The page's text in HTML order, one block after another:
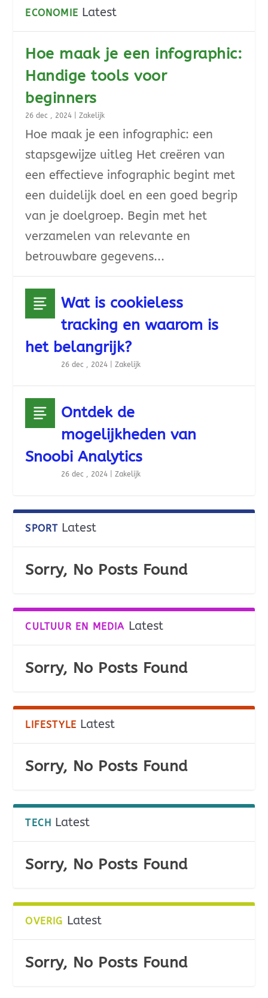
ECONOMIE Latest
Hoe maak je een infographic:
Handige tools voor
beginners
26 dec , 2024 |Zakelijk
Hoe maak je een infographic: een
stapsgewijze uitleg Het creëren van
een effectieve infographic begint met
een duidelijk doel en een goed begrip
van je doelgroep. Begin met het
verzamelen van relevante en
betrouwbare gegevens...
Wat is cookieless
tracking en waarom is
het belangrijk?
26 dec , 2024 |Zakelijk
Ontdek de
mogelijkheden van
Snoobi Analytics
26 dec , 2024 |Zakelijk
SPORT Latest
Sorry, No Posts Found
CULTUUR EN MEDIA Latest
Sorry, No Posts Found
LIFESTYLE Latest
Sorry, No Posts Found
TECH Latest
Sorry, No Posts Found
OVERIG Latest
Sorry, No Posts Found